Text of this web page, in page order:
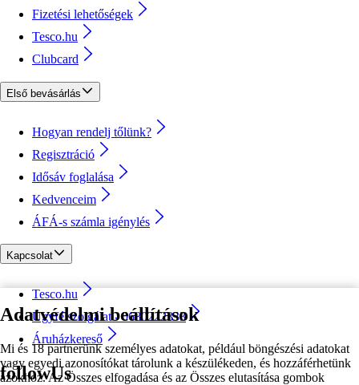
Adatvédelmi beállítások
Mi és 18 partnerünk személyes adatokat, például böngészési adatokat
vagy egyedi azonosítókat tárolunk a készülékeden, és hozzáférhetünk
azokhoz. Az Összes elfogadása és az Összes elutasítása gombok
Fizetési lehetőségek
Tesco.hu
Clubcard
Első bevásárlás
Hogyan rendelj tőlünk?
Regisztráció
Idősáv foglalása
Kedvenceim
ÁFÁ-s számla igénylés
Kapcsolat
Tesco.hu
Ügyfélszolgálat - 0680222333
Áruházkereső
followUs